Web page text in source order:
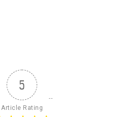
5
Article Rating